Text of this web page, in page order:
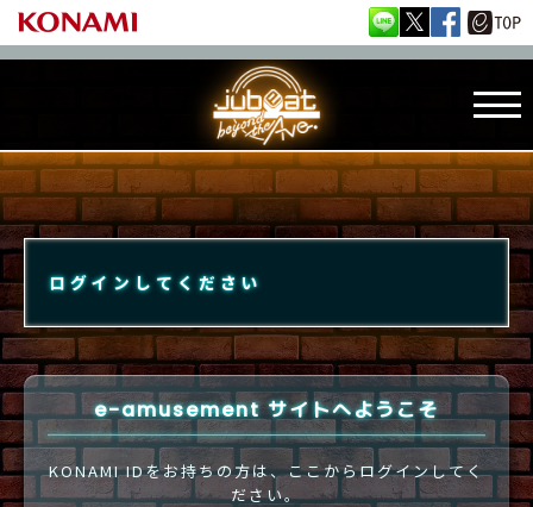
ログインしてください
e-amusement サイトへようこそ
KONAMI IDをお持ちの方は、ここからログインしてく
ださい。